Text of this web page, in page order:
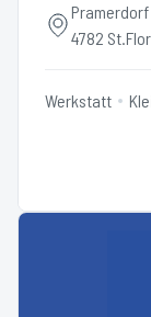
Pramerdorf
4782
Werkstatt